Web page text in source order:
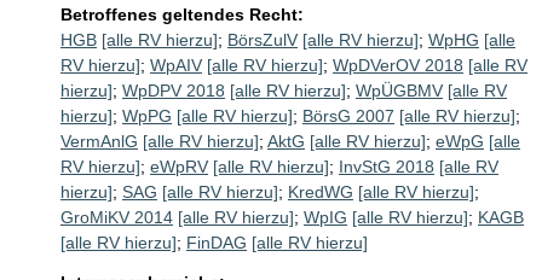
Betroffenes geltendes Recht:
HGB [alle RV hierzu]; BörsZulV [alle RV hierzu]; WpHG [alle
RV hierzu]; WpAIV [alle RV hierzu]; WpDVerOV 2018 [alle RV
hierzu]; WpDPV 2018 [alle RV hierzu]; WpÜGBMV [alle RV
hierzu]; WpPG [alle RV hierzu]; BörsG 2007 [alle RV hierzu];
VermAnlG [alle RV hierzu]; AktG [alle RV hierzu]; eWpG [alle
RV hierzu]; eWpRV [alle RV hierzu]; InvStG 2018 [alle RV
hierzu]; SAG [alle RV hierzu]; KredWG [alle RV hierzu];
GroMiKV 2014 [alle RV hierzu]; WpIG [alle RV hierzu]; KAGB
[alle RV hierzu]; FinDAG [alle RV hierzu]